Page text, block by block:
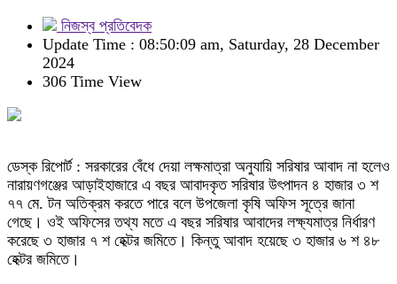
নিজস্ব প্রতিবেদক
Update Time : 08:50:09 am, Saturday, 28 December
2024
306 Time View
ডেস্ক রিপোর্ট : সরকারের বেঁধে দেয়া লক্ষমাত্রা অনুযায়ি সরিষার আবাদ না হলেও
নারায়ণগঞ্জের আড়াইহাজারে এ বছর আবাদকৃত সরিষার উৎপাদন ৪ হাজার ৩ শ
৭৭ মে. টন অতিক্রম করতে পারে বলে উপজেলা কৃষি অফিস সূত্রে জানা
গেছে। ওই অফিসের তথ্য মতে এ বছর সরিষার আবাদের লক্ষ্যমাত্র নির্ধারণ
করেছে ৩ হাজার ৭ শ হেক্টর জমিতে। কিন্তু আবাদ হয়েছে ৩ হাজার ৬ শ ৪৮
হেক্টর জমিতে।